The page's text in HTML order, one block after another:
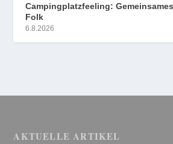
Campingplatzfeeling:
Folk
6.8.2026
AKTUELLE ARTIKEL